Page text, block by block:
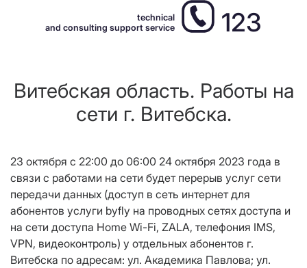
technical
and consulting support service
123
Витебская область. Работы на
сети г. Витебска.
23 октября c 22:00 до 06:00 24 октября 2023 года в
связи с работами на сети будет перерыв услуг сети
передачи данных (доступ в сеть интернет для
абонентов услуги byfly на проводных сетях доступа и
на сети доступа Home Wi-Fi, ZALA, телефония IMS,
VPN, видеоконтроль) у отдельных абонентов г.
Витебска по адресам: ул. Академика Павлова; ул.